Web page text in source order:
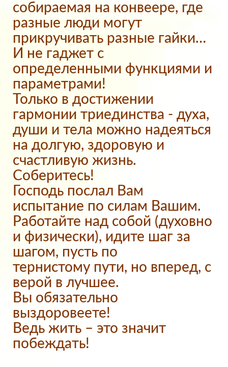
собираемая на конвеере, где
разные люди могут
прикручивать разные гайки…
И не гаджет с
определенными функциями и
параметрами!
Только в достижении
гармонии триединства - духа,
души и тела можно надеяться
на долгую, здоровую и
счастливую жизнь.
Соберитесь!
Господь послал Вам
испытание по силам Вашим.
Работайте над собой (духовно
и физически), идите шаг за
шагом, пусть по
тернистому пути, но вперед, с
верой в лучшее.
Вы обязательно
выздоровеете!
Ведь жить – это значит
побеждать!